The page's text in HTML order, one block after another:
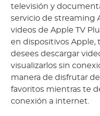
televisión y
servicio de streaming
videos de Apple TV
en dispositivos Apple,
desees descargar
visualizarlos sin
manera de disfrutar
favoritos mientras te
conexión a internet.